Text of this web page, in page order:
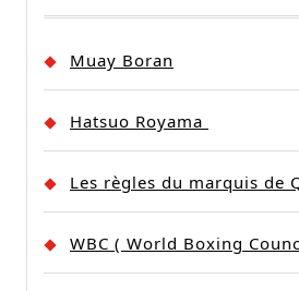
Muay Boran
Hatsuo Royama
Les règles du marquis de
WBC ( World Boxing